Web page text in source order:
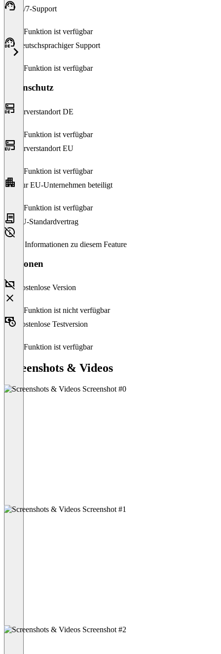
24/7-Support
Diese Funktion ist verfügbar
Deutschsprachiger Support
Diese Funktion ist verfügbar
Datenschutz
Serverstandort DE
Diese Funktion ist verfügbar
Serverstandort EU
Diese Funktion ist verfügbar
Nur EU-Unternehmen beteiligt
Diese Funktion ist verfügbar
EU-Standardvertrag
Keine Informationen zu diesem Feature
Versionen
Kostenlose Version
Diese Funktion ist nicht verfügbar
Kostenlose Testversion
Diese Funktion ist verfügbar
Screenshots & Videos